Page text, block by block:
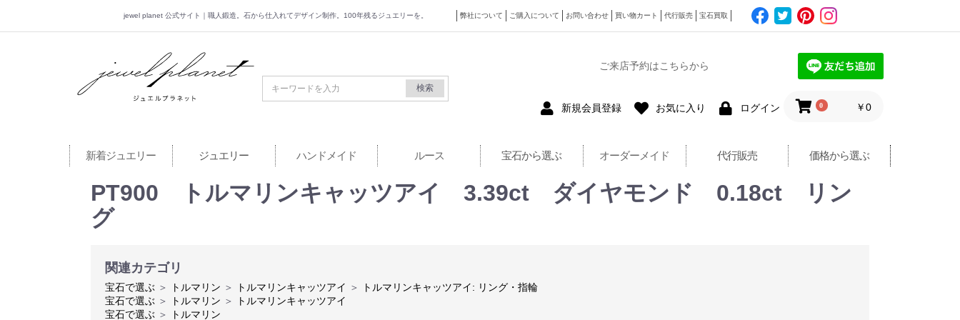
jewel planet 公式サイト｜職人鍛造。石から仕入れてデザイン制作。100年残るジュエリーを。 弊社について ご購入について お問い合わせ 買い物カート 代行販売 宝石買取
jewel planet 公式サイト
検索
ご来店予約はこちらから
新規会員登録 お気に入り ログイン 0 ￥0
新着ジュエリー ジュエリー ハンドメイド ルース 宝石から選ぶ オーダーメイド 代行販売 価格から選ぶ
PT900 トルマリンキャッツアイ 3.39ct ダイヤモンド 0.18ct リン
グ
関連カテゴリ
宝石で選ぶ ＞ トルマリン ＞ トルマリンキャッツアイ ＞
トルマリンキャッツアイ: リング・指輪
宝石で選ぶ ＞ トルマリン ＞
トルマリンキャッツアイ
宝石で選ぶ ＞ トルマリン